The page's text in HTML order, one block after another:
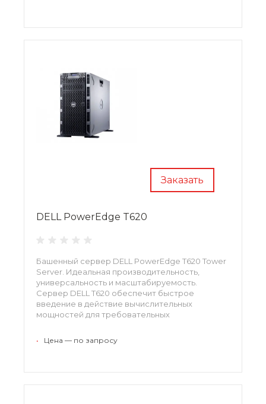
Заказать
DELL PowerEdge T620
Башенный сервер DELL PowerEdge T620 Tower
Server. Идеальная производительность,
универсальность и масштабируемость.
Сервер DELL T620 обеспечит быстрое
введение в действие вычислительных
мощностей для требовательных
малого и среднего бизнеса.
• Цена — по запросу